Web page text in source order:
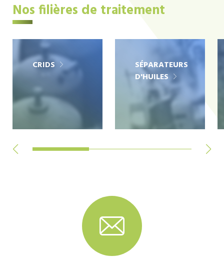
Nos filières de traitement
CRIDS
SÉPARATEURS
D'HUILES